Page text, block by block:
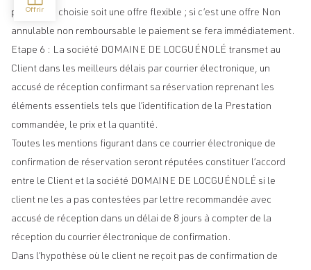
prestation choisie soit une offre flexible ; si c’est une offre Non
annulable non remboursable le paiement se fera immédiatement.
Etape 6 : La société DOMAINE DE LOCGUÉNOLÉ transmet au
Client dans les meilleurs délais par courrier électronique, un
accusé de réception confirmant sa réservation reprenant les
éléments essentiels tels que l’identification de la Prestation
commandée, le prix et la quantité.
Toutes les mentions figurant dans ce courrier électronique de
confirmation de réservation seront réputées constituer l’accord
entre le Client et la société DOMAINE DE LOCGUÉNOLÉ si le
client ne les a pas contestées par lettre recommandée avec
accusé de réception dans un délai de 8 jours à compter de la
réception du courrier électronique de confirmation.
Dans l’hypothèse où le client ne reçoit pas de confirmation de